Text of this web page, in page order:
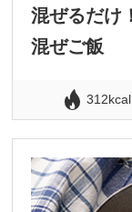
混ぜるだけ
混ぜご飯
312kcal